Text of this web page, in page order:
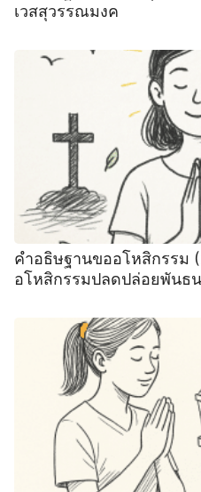
เวสสุวรรณมงค
คำอธิษฐานขออโหสิกรรม
อโหสิกรรมปลดปล่อยพันธ